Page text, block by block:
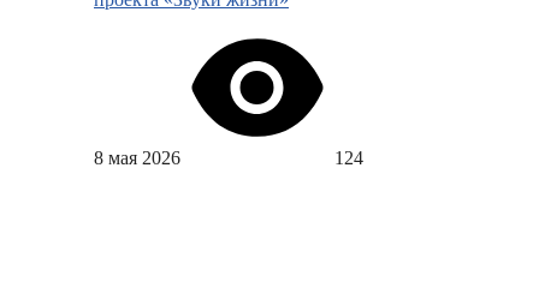
8 мая 2026 124